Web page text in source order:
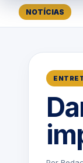
NOTÍCIAS